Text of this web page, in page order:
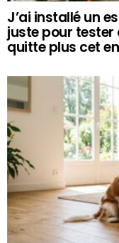
J’ai installé un
juste pour tester
quitte plus cet